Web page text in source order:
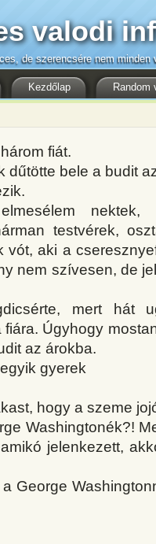
Kezdőlap Random
valodi
de szerencsére nem minden
fiát.
dűtötte bele a budit
nektek,
testvérek,
vót, aki a
nem szívesen, de
mert hát
Úgyhogy
az árokba.
gyerek
hogy a szeme
Washingtonék?!
jelenkezett,
George